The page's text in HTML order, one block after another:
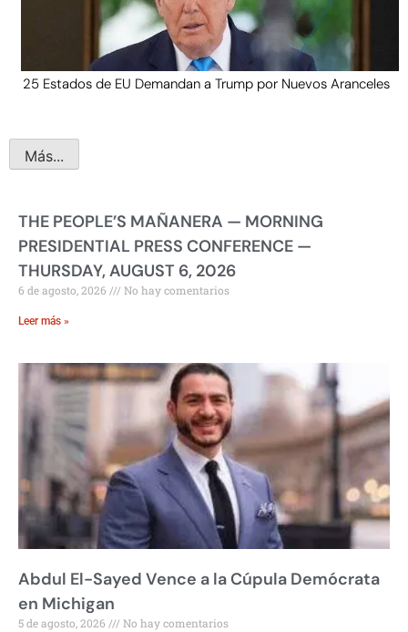
25 Estados de EU Demandan a Trump por Nuevos Aranceles
Más...
THE PEOPLE’S MAÑANERA — MORNING
PRESIDENTIAL PRESS CONFERENCE —
THURSDAY, AUGUST 6, 2026
6 de agosto, 2026 No hay comentarios
Leer más »
Abdul El-Sayed Vence a la Cúpula Demócrata
en Michigan
5 de agosto, 2026 No hay comentarios